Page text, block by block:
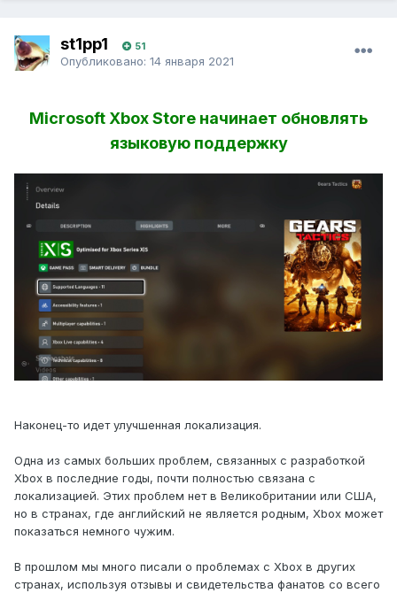
st1pp1 51
Опубликовано: 14 января 2021
Microsoft Xbox Store начинает обновлять
языковую поддержку
Наконец-то идет улучшенная локализация.
Одна из самых больших проблем, связанных с разработкой
Xbox в последние годы, почти полностью связана с
локализацией. Этих проблем нет в Великобритании или США,
но в странах, где английский не является родным, Xbox может
показаться немного чужим.
В прошлом мы много писали о проблемах с Xbox в других
странах, используя отзывы и свидетельства фанатов со всего